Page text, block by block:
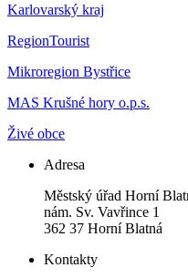
Karlovarský kraj
RegionTourist
Mikroregion Bystřice
MAS Krušné hory o.p.s.
Živé obce
Adresa
Městský úřad Horní
nám. Sv. Vavřince 1
362 37 Horní Blatná
Kontakty